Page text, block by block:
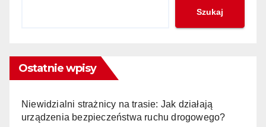
Szukaj
Ostatnie wpisy
Niewidzialni strażnicy na trasie: Jak działają
urządzenia bezpieczeństwa ruchu drogowego?